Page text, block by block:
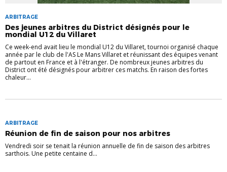
ARBITRAGE
Des jeunes arbitres du District désignés pour le
mondial U12 du Villaret
Ce week-end avait lieu le mondial U12 du Villaret, tournoi organisé chaque
année par le club de l'AS Le Mans Villaret et réunissant des équipes venant
de partout en France et à l'étranger. De nombreux jeunes arbitres du
District ont été désignés pour arbitrer ces matchs. En raison des fortes
chaleur...
ARBITRAGE
Réunion de fin de saison pour nos arbitres
Vendredi soir se tenait la réunion annuelle de fin de saison des arbitres
sarthois. Une petite centaine d...